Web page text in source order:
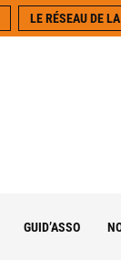
LE RÉSEAU DE
GUID’ASSO